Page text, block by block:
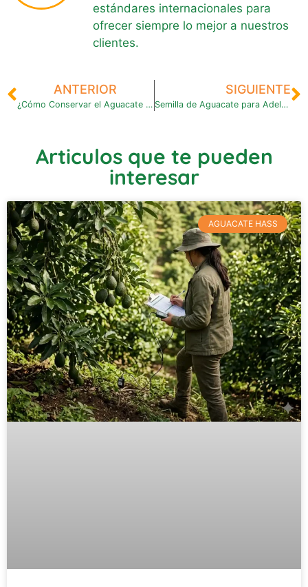
estándares internacionales para
ofrecer siempre lo mejor a nuestros
clientes.
ANTERIOR
¿Cómo Conservar el Aguacate y Mantenerlo Fresco?
SIGUIENTE
Semilla de Aguacate para Adelgazar: Mitos y Realidades
Articulos que te pueden
interesar
AGUACATE HASS